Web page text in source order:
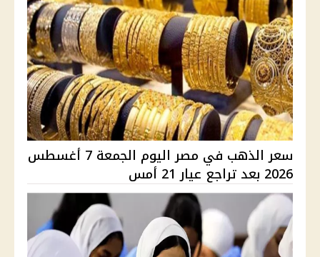
سعر الذهب في مصر اليوم الجمعة 7 أغسطس
2026 بعد تراجع عيار 21 أمس